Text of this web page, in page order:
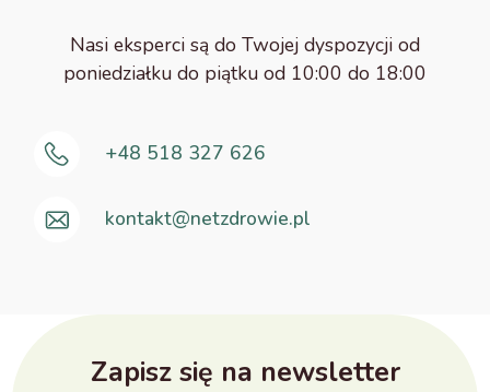
Nasi eksperci są do Twojej dyspozycji od
poniedziałku do piątku od 10:00 do 18:00
+48 518 327 626
kontakt@netzdrowie.pl
Zapisz się na newsletter